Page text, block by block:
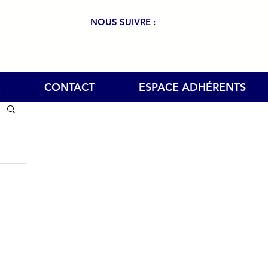
NOUS SUIVRE :
CONTACT ESPACE ADHÉRENTS